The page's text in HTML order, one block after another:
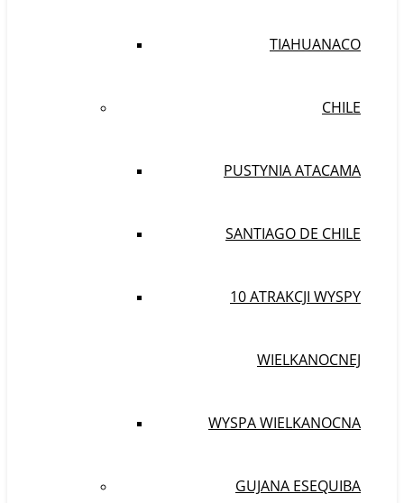
TIAHUANACO
CHILE
PUSTYNIA ATACAMA
SANTIAGO DE CHILE
10 ATRAKCJI WYSPY
WIELKANOCNEJ
WYSPA WIELKANOCNA
GUJANA ESEQUIBA